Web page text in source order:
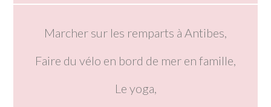
Marcher sur les remparts à Antibes,
Faire du vélo en bord de mer en famille,
Le yoga,